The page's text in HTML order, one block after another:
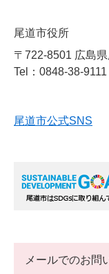
尾道市役所
〒722-8501 広島
Tel：0848-38-9111
尾道市公式SNS
メールでのお問